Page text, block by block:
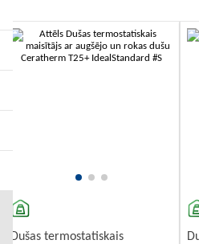
Dušas termostatiskais